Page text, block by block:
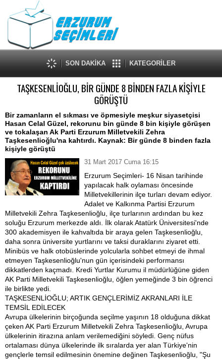
SON DAKİKA KATEGORİLER
TAŞKESENLİOĞLU, BİR GÜNDE 8 BİNDEN FAZLA KİŞİYLE
GÖRÜŞTÜ
Bir zamanların el sıkması ve öpmesiyle meşkur siyasetçisi
Hasan Celal Güzel, rekorunu bin günde 8 bin kişiyle görüşen
ve tokalaşan Ak Parti Erzurum Milletvekili Zehra
Taşkesenlioğlu'na kahtırdı. Kaynak: Bir günde 8 binden fazla
kişiyle görüştü
31 Mart 2017 Cuma 16:15
Erzurum Seçimleri- 16 Nisan tarihinde
yapılacak halk oylaması öncesinde
Milletvekillerinin ilçe turları devam ediyor.
Adalet ve Kalkınma Partisi Erzurum
Milletvekili Zehra Taşkesenlioğlu, ilçe turlarının ardından bu kez
soluğu Erzurum merkezde aldı. İlk olarak Atatürk Üniversitesi'nde
300 akademisyen ile kahvaltıda bir araya gelen Taşkesenlioğlu,
daha sonra üniversite yurtlarını ve taksi duraklarını ziyaret etti.
Minibüs ve halk otobüslerinde yolcularla sohbet etmeyi de ihmal
etmeyen Taşkesenlioğlu'nun gün içerisindeki performansı
dikkatlerden kaçmadı. Kredi Yurtlar Kurumu il müdürlüğüne giden
AK Parti Milletvekili Taşkesenlioğlu, öğlen yemeğinde 3 bin öğrenci
ile birlikte yedi.
TAŞKESENLİOĞLU; ARTIK GENÇLERİMİZ AKRANLARI İLE
TEMSİL EDİLECEK
Avrupa ülkelerinin birçoğunda seçilme yaşının 18 olduğuna dikkat
çeken AK Parti Erzurum Milletvekili Zehra Taşkesenlioğlu, Avrupa
ülkelerinin itirazına anlam verilemediğini söyledi. Genç nüfus
ortalaması dünya ülkelerinde ilk sıralarda yer alan Türkiye'nin
gençlerle temsil edilmesinin önemine değinen Taşkesenlioğlu, "Şu